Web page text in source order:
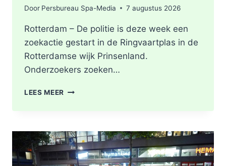
Door Persbureau Spa-Media 7 augustus 2026
Rotterdam – De politie is deze week een
zoekactie gestart in de Ringvaartplas in de
Rotterdamse wijk Prinsenland.
Onderzoekers zoeken…
LEES MEER POLITIE
VUURWAPEN
UIT
MOORDONDERZOEK